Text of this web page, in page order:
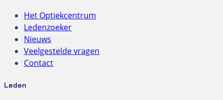
Het Optiekcentrum
Ledenzoeker
Nieuws
Veelgestelde vragen
Contact
Leden